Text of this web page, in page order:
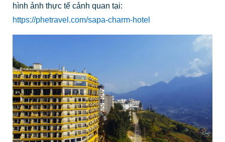
hình ảnh thực tế cảnh quan tại:
https://phetravel.com/sapa-charm-hotel